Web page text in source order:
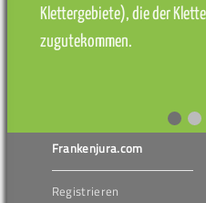
Klettergebiete), die der
zugutekommen.
Frankenjura.com
Registrieren